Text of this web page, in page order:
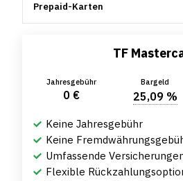
Prepaid-Karten
TF
Jahresgebühr
0 €
Bargeld
25,09 %
Keine Jahresgebühr
Keine
Umfassende
Flexible